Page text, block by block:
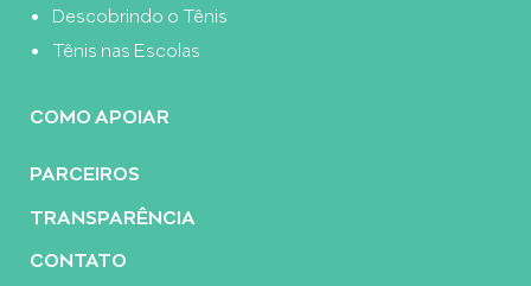
Descobrindo o Tênis
Tênis nas Escolas
COMO APOIAR
PARCEIROS
TRANSPARÊNCIA
CONTATO